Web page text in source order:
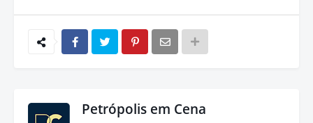
Petrópolis em Cena